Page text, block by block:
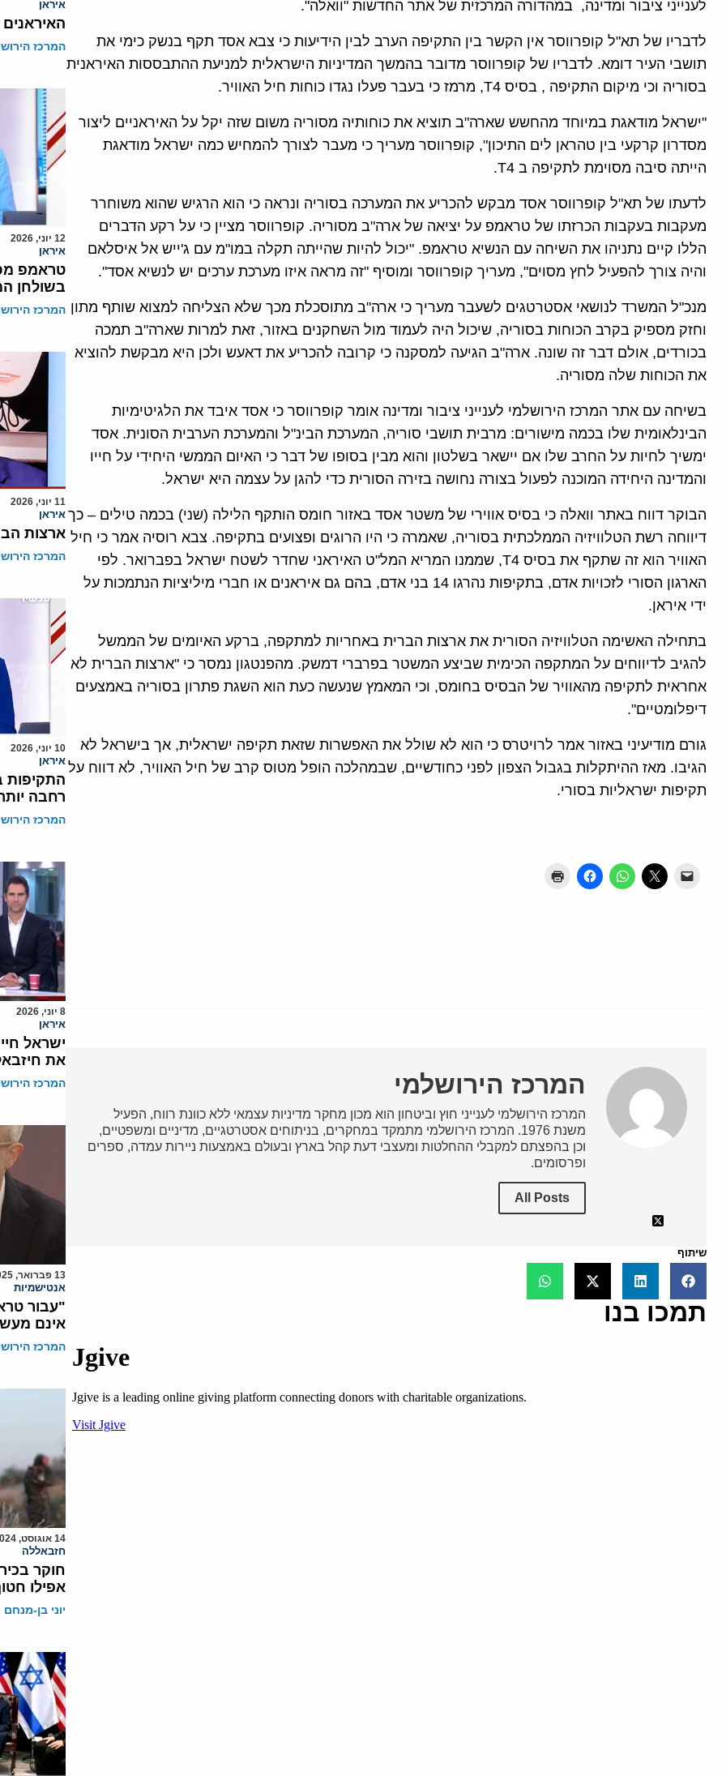
לענייני ציבור ומדינה, במהדורה המרכזית של אתר החדשות "וואלה".
לדבריו של תא"ל קופרווסר אין הקשר בין התקיפה הערב לבין הידיעות כי צבא אסד תקף בנשק כימי את
תושבי העיר דומא. לדבריו של קופרווסר מדובר בהמשך המדיניות הישראלית למניעת ההתבססות האיראנית
בסוריה וכי מיקום התקיפה , בסיס T4, מרמז כי בעבר פעלו נגדו כוחות חיל האוויר.
"ישראל מודאגת במיוחד מהחשש שארה"ב תוציא את כוחותיה מסוריה משום שזה יקל על האיראניים ליצור
מסדרון קרקעי בין טהראן לים התיכון", קופרווסר מעריך כי מעבר לצורך להמחיש כמה ישראל מודאגת
הייתה סיבה מסוימת לתקיפה ב T4.
לדעתו של תא"ל קופרווסר אסד מבקש להכריע את המערכה בסוריה ונראה כי הוא הרגיש שהוא משוחרר
מעקבות בעקבות הכרזתו של טראמפ על יציאה של ארה"ב מסוריה. קופרווסר מציין כי על רקע הדברים
הללו קיים נתניהו את השיחה עם הנשיא טראמפ. "יכול להיות שהייתה תקלה במו"מ עם ג'ייש אל איסלאם
והיה צורך להפעיל לחץ מסוים", מעריך קופרווסר ומוסיף "זה מראה איזו מערכת ערכים יש לנשיא אסד".
מנכ"ל המשרד לנושאי אסטרטגים לשעבר מעריך כי ארה"ב מתוסכלת מכך שלא הצליחה למצוא שותף מתון
וחזק מספיק בקרב הכוחות בסוריה, שיכול היה לעמוד מול השחקנים באזור, זאת למרות שארה"ב תמכה
בכורדים, אולם דבר זה שונה. ארה"ב הגיעה למסקנה כי קרובה להכריע את דאעש ולכן היא מבקשת להוציא
את הכוחות שלה מסוריה.
בשיחה עם אתר המרכז הירושלמי לענייני ציבור ומדינה אומר קופרווסר כי אסד איבד את הלגיטימיות
הבינלאומית שלו בכמה מישורים: מרבית תושבי סוריה, המערכת הבינ"ל והמערכת הערבית הסונית. אסד
ימשיך לחיות על החרב שלו אם יישאר בשלטון והוא מבין בסופו של דבר כי האיום הממשי היחידי על חייו
והמדינה היחידה המוכנה לפעול בצורה נחושה בזירה הסורית כדי להגן על עצמה היא ישראל.
הבוקר דווח באתר וואלה כי בסיס אווירי של משטר אסד באזור חומס הותקף הלילה (שני) בכמה טילים – כך
דיווחה רשת הטלוויזיה הממלכתית בסוריה, שאמרה כי היו הרוגים ופצועים בתקיפה. צבא רוסיה אמר כי חיל
האוויר הוא זה שתקף את בסיס T4, שממנו המריא המל"ט האיראני שחדר לשטח ישראל בפברואר. לפי
הארגון הסורי לזכויות אדם, בתקיפות נהרגו 14 בני אדם, בהם גם איראנים או חברי מיליציות הנתמכות על
ידי איראן.
בתחילה האשימה הטלוויזיה הסורית את ארצות הברית באחריות למתקפה, ברקע האיומים של הממשל
להגיב לדיווחים על המתקפה הכימית שביצע המשטר בפרברי דמשק. מהפנטגון נמסר כי "ארצות הברית לא
אחראית לתקיפה מהאוויר של הבסיס בחומס, וכי המאמץ שנעשה כעת הוא השגת פתרון בסוריה באמצעים
דיפלומטיים".
גורם מודיעיני באזור אמר לרויטרס כי הוא לא שולל את האפשרות שזאת תקיפה ישראלית, אך בישראל לא
הגיבו. מאז ההיתקלות בגבול הצפון לפני כחודשיים, שבמהלכה הופל מטוס קרב של חיל האוויר, לא דווח על
תקיפות ישראליות בסורי.
המרכז הירושלמי
המרכז הירושלמי לענייני חוץ וביטחון הוא מכון מחקר מדיניות עצמאי ללא כוונת רווח, הפעיל
משנת 1976. המרכז הירושלמי מתמקד במחקרים, בניתוחים אסטרטגיים, מדיניים ומשפטיים,
וכן בהפצתם למקבלי ההחלטות ומעצבי דעת קהל בארץ ובעולם באמצעות ניירות עמדה, ספרים
ופרסומים.
All Posts
שיתוף
תמכו בנו
איראן
המרכז
12 יוני, 2026
איראן
טראמפ
בשולחן
המרכז
11 יוני, 2026
איראן
ארצות
המרכז
10 יוני, 2026
איראן
התקיפות
רחבה
המרכז
8 יוני, 2026
איראן
ישראל
את
המרכז
13 פברואר, 2025
אנטישמיות
"עבור
אינם
המרכז
14 אוגוסט, 2024
חזבאללה
חוקר
אפילו
יוני בן-מנחם